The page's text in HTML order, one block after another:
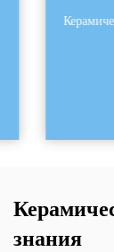
знания